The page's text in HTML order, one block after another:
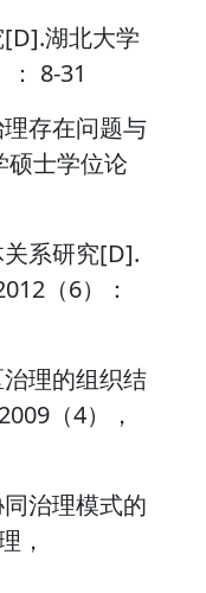
湖北大学
8-31
存在问题与
士学位论
系研究[D].
（6）：
理的组织结
（4），
治理模式的
，